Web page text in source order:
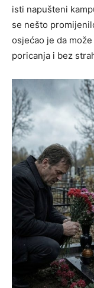
isti napušteni
se nešto
osjećao je da
poricanja i bez